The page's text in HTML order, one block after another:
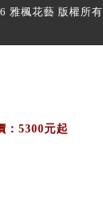
雅楓花藝 版權所有
：5300元起